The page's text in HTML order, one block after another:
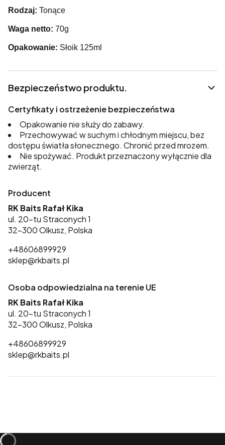
Rodzaj: Tonące
Waga netto: 70g
Opakowanie: Słoik 125ml
Bezpieczeństwo produktu.
Certyfikaty i ostrzeżenie bezpieczeństwa
Opakowanie nie służy do zabawy.
Przechowywać w suchym i chłodnym miejscu, bez
dostępu światła słonecznego. Chronić przed mrozem.
Nie spożywać. Produkt przeznaczony wyłącznie dla
zwierząt.
Producent
RK Baits Rafał Kika
ul. 20-tu Straconych 1
32-300 Olkusz, Polska
+48606899929
sklep@rkbaits.pl
Osoba odpowiedzialna na terenie UE
RK Baits Rafał Kika
ul. 20-tu Straconych 1
32-300 Olkusz, Polska
+48606899929
sklep@rkbaits.pl